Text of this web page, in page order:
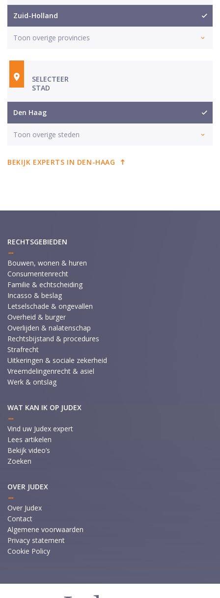
Zuid-Holland
Toon overige provincies
SELECTEER
STAD
Den Haag
Toon overige steden
BEKIJK EXPERTS IN DEN-HAAG
RECHTSGEBIEDEN
Bouwen, wonen & huren
Consumentenrecht
Familie & echtscheiding
Incasso & beslag
Letselschade & ongevallen
Overheid & burger
Overlijden & nalatenschap
Rechtsbijstand & procedures
Strafrecht
Uitkeringen & sociale zekerheid
Vreemdelingenrecht & asiel
Werk & ontslag
WAT KAN IK OP JUDEX
Vind uw Judex expert
Lees artikelen
Bekijk video’s
Zoeken
OVER JUDEX
Over Judex
Contact
Algemene voorwaarden
Privacy statement
Cookie Policy